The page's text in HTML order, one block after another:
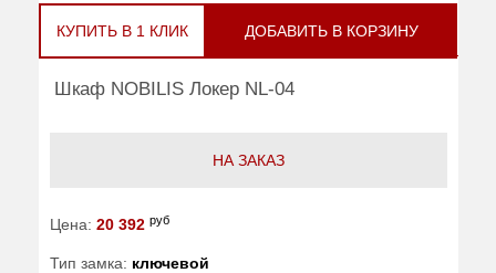
КУПИТЬ В 1 КЛИК ДОБАВИТЬ В КОРЗИНУ
Шкаф NOBILIS Локер NL-04
НА ЗАКАЗ
Цена: 20 392 руб
Тип замка: ключевой